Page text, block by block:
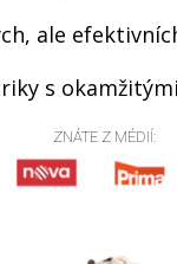
ale
s
ZNÁTE Z MÉDIÍ: